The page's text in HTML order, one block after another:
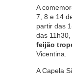
A
7, 8 e 14
partir das
das
feijão
Vicentina.
A Capela